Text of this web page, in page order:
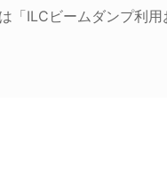
「ILCビームダンプ利用